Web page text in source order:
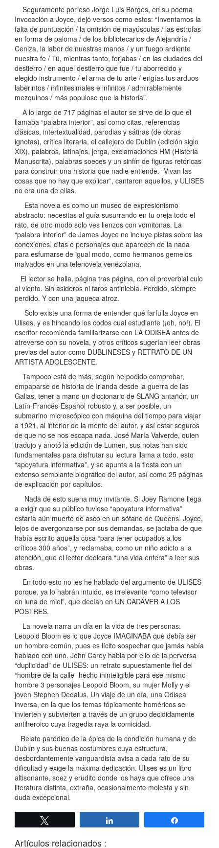
Seguramente por eso Jorge Luis Borges, en su poema
Invocación a Joyce, dejó versos como estos: “Inventamos la
falta de puntuación / la omisión de mayúsculas / las estrofas
en forma de paloma / de los bibliotecarios de Alejandría /
Ceniza, la labor de nuestras manos / y un fuego ardiente
nuestra fe / Tú, mientras tanto, forjabas / en las ciudades del
destierro / en aquel destierro que fue / tu aborrecido y
elegido instrumento / el arma de tu arte / erigías tus arduos
laberintos / infinitesimales e infinitos / admirablemente
mezquinos / más populoso que la historia”.
A lo largo de 717 páginas el autor se sirve de lo que él
llamaba “palabra interior”, así como citas, referencias
clásicas, intertextualidad, parodias y sátiras (de obras
ignotas), crítica literaria, el callejero de Dublín (edición siglo
XIX), palabros, latinajos, jerga, exclamaciones HM (Histeria
Manuscrita), palabras soeces y un sinfín de figuras retóricas
para construir una historia que nadie entiende. “Vivan las
cosas que no hay que explicar”, cantaron aquellos, y ULISES
no era una de ellas.
Esta novela es como un museo de expresionismo
abstracto: necesitas al guía susurrando en tu oreja todo el
rato, de otro modo solo ves lienzos con vomitonas. La
“palabra interior” de James Joyce no incluye pistas sobre las
conexiones, citas o personajes que aparecen de la nada
para esfumarse de igual modo, como hermanos gemelos
malvados en una telenovela venezolana.
El lector se halla, página tras página, con el proverbial culo
al viento. Sin asideros ni faros antiniebla. Perdido, siempre
perdido. Y con una jaqueca atroz.
Solo existe una forma de entender qué farfulla Joyce en
Ulises, y es hincando los codos cual estudiante (¡oh, no!). El
escritor recomienda familiarizarse con LA ODISEA antes de
atreverse con su novela, y otros críticos sugerían leer obras
previas del autor como DUBLINESES y RETRATO DE UN
ARTISTA ADOLESCENTE.
Tampoco está de más, según he podido comprobar,
empaparse de historia de Irlanda desde la guerra de las
Galias, tener a mano un diccionario de SLANG antañón, un
Latín-Francés-Español robusto y, a ser posible, un
submarino microscópico con máquina del tiempo para viajar
a 1921, al interior de la mente del autor, y así estar seguros
de que no se nos escapa nada. José María Valverde, quien
tradujo y anotó la edición de Lumen, sus notas han sido
fundamentales para disfrutar su lectura llama a todo. esto
“apoyatura informativa”, y se apunta a la fiesta con un
extenso semblante biográfico del autor, así como 25 páginas
de explicación por capítulos.
Nada de esto suena muy invitante. Si Joey Ramone llega
a exigir que su público tuviese “apoyatura informativa”
estaría aún muerto de asco en un sótano de Queens. Joyce,
lejos de avergonzarse por sus demandas, se jactaba de que
había escrito aquella cosa “para tener ocupados a los
críticos 300 años”, y reclamaba, como un niño adicto a la
atención, que el lector dedicara “una vida entera” a leer sus
obras.
En todo esto no les he hablado del argumento de ULISES
porque, ya lo habrán intuido, es irrelevante “como televisor
en luna de miel”, que decían en UN CADÁVER A LOS
POSTRES.
La novela narra un día en la vida de tres personas.
Leopold Bloom es lo que Joyce IMAGINABA que debía ser
un hombre común, pues es lícito sospechar que jamás había
hablado con uno. John Carey habla por ello de la perversa
“duplicidad” de ULISES: un retrato supuestamente fiel del
“hombre de la calle” hecho ininteligible para ese mismo
hombre 3 personajes Leopold Bloom, su mujer Molly y el
joven Stephen Dedalus. Un viaje de un día, una Odisea
inversa, en la que los temas tópicamente homéricos se
invierten y subvierten a través de un grupo decididamente
antiheroico cuya tragedia raya la comicidad.
Relato paródico de la épica de la condición humana y de
Dublín y sus buenas costumbres cuya estructura,
desbordantemente vanguardista avisa a cada rato de su
dificultad y exige la máxima dedicación. Ulises es un libro
altisonante, soez y erudito donde los haya que ofrece una
literatura distinta, extraña, ocasionalmente molesta y sin
duda excepcional.
Artículos relacionados :